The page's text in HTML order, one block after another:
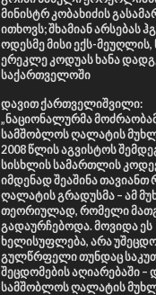
მინისტრ კობახიძის
ითხოვს; შხამიან არსებას
ოდესმე მისი ექს-
ერეკლე კოდუას ხანა
საქართველოში
დავით ქართველიშვილი:
„ნაციონალურმა
სამშობლოს ღალატის
2008 წლის აგვისტოს
სისხლის სამართლის
იმდენად შეაშინა თავიანთ
ღალატის გრადუსმა – ამ
თეორიულად, რომელი
გადაურჩებოდა. მოვიდა ეს
ხელისუფლება, არა
გულწრფელი თუნდაც
შეცდომების აღიარებაში –
სამშობლოს ღალატის